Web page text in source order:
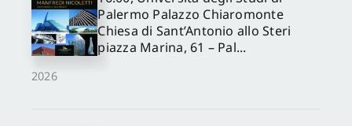
2026
Palermo Palazzo Chiaromonte
Chiesa di Sant’Antonio allo Steri
piazza Marina, 61 – Pal...